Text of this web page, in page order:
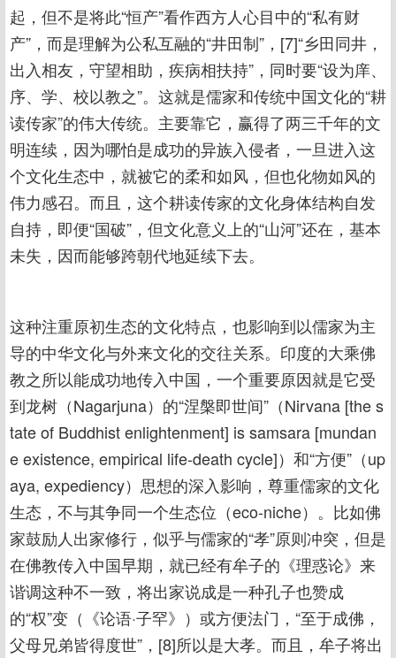
起，但不是将此“恒产”看作西方人心目中的“私有财
产”，而是理解为公私互融的“井田制”，[7]“乡田同井，
出入相友，守望相助，疾病相扶持”，同时要“设为庠、
序、学、校以教之”。这就是儒家和传统中国文化的“耕
读传家”的伟大传统。主要靠它，赢得了两三千年的文
明连续，因为哪怕是成功的异族入侵者，一旦进入这
个文化生态中，就被它的柔和如风，但也化物如风的
伟力感召。而且，这个耕读传家的文化身体结构自发
自持，即便“国破”，但文化意义上的“山河”还在，基本
未失，因而能够跨朝代地延续下去。
这种注重原初生态的文化特点，也影响到以儒家为主
导的中华文化与外来文化的交往关系。印度的大乘佛
教之所以能成功地传入中国，一个重要原因就是它受
到龙树（Nagarjuna）的“涅槃即世间”（Nirvana [the s
tate of Buddhist enlightenment] is samsara [mundan
e existence, empirical life-death cycle]）和“方便”（up
aya, expediency）思想的深入影响，尊重儒家的文化
生态，不与其争同一个生态位（eco-niche）。比如佛
家鼓励人出家修行，似乎与儒家的“孝”原则冲突，但是
在佛教传入中国早期，就已经有牟子的《理惑论》来
谐调这种不一致，将出家说成是一种孔子也赞成
的“权”变（《论语·子罕》）或方便法门，“至于成佛，
父母兄弟皆得度世”，[8]所以是大孝。而且，牟子将出